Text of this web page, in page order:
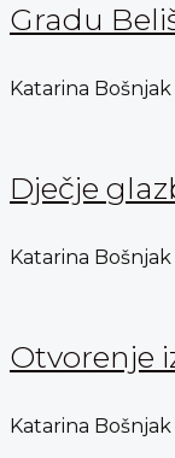
Gradu
Katarina Bošnjak
Dječje
Katarina Bošnjak
Otvorenje
Katarina Bošnjak